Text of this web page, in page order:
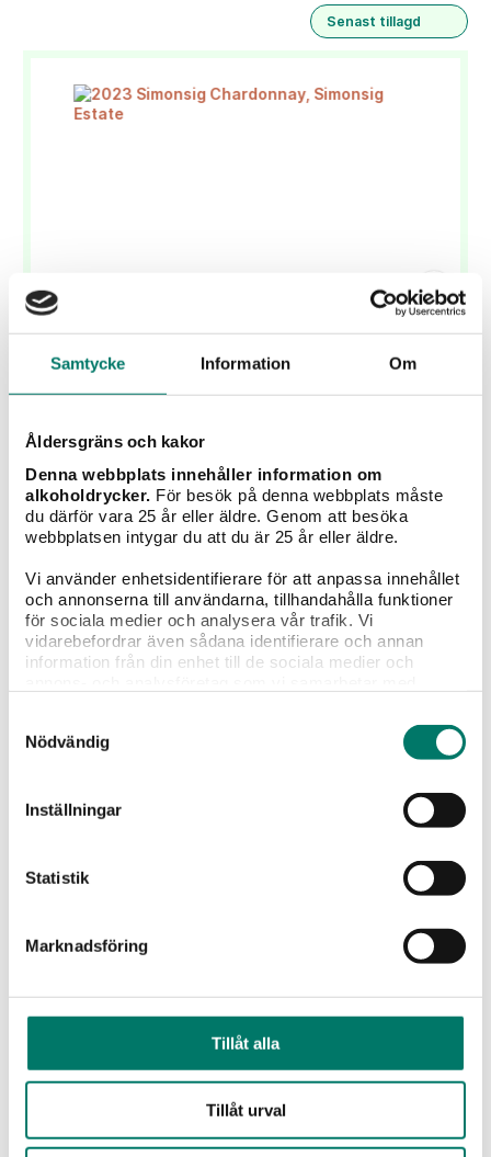
Samtycke Information Om
Åldersgräns och kakor
Denna webbplats innehåller information om
alkoholdrycker. För besök på denna webbplats måste
du därför vara 25 år eller äldre. Genom att besöka
webbplatsen intygar du att du är 25 år eller äldre.
Vi använder enhetsidentifierare för att anpassa innehållet
och annonserna till användarna, tillhandahålla funktioner
för sociala medier och analysera vår trafik. Vi
vidarebefordrar även sådana identifierare och annan
information från din enhet till de sociala medier och
information som du har tillhandahållit eller som de har
samlat in när du har använt deras tjänster.
Nödvändig
Inställningar
Statistik
Marknadsföring
Tillåt alla
Tillåt urval
Senast tillagd
105 kr
2023 Simonsig Chardonnay är ett torrt vin med
smakrik, generös fruktighet och en fin balans mellan
smörig fyllighet och fräsch syra vilket gör den perfekt
till fisk och kyckling. Ny etikett – samma goda innehåll!
KÖP
2015 Labyrinth Cabernet Sauvignon, Simonsig
formen av en labyrint kommer detta fylliga och
matvänliga vin från Simonsig Estate.
KÖP